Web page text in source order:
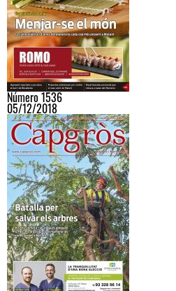
Número 1536
05/12/2018